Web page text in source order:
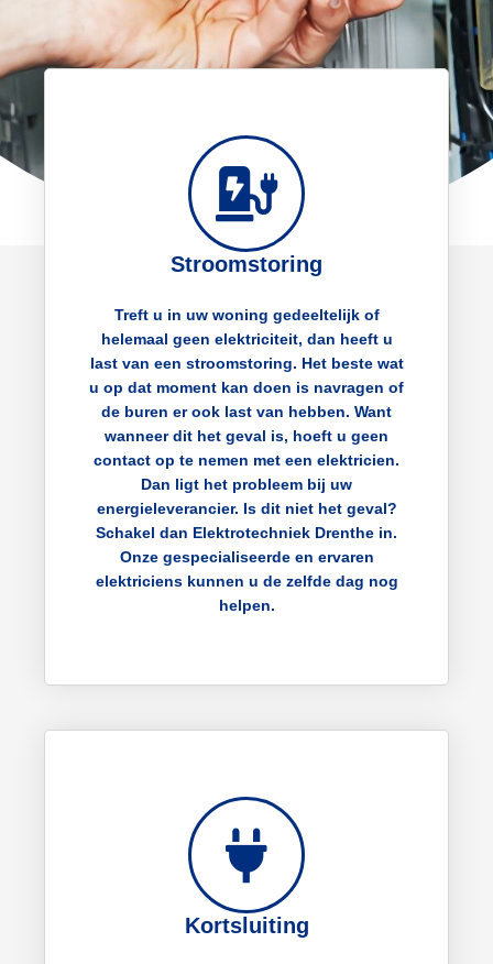
Stroomstoring
Treft u in uw woning gedeeltelijk of
helemaal geen elektriciteit, dan heeft u
last van een stroomstoring. Het beste wat
u op dat moment kan doen is navragen of
de buren er ook last van hebben. Want
wanneer dit het geval is, hoeft u geen
contact op te nemen met een elektricien.
Dan ligt het probleem bij uw
energieleverancier. Is dit niet het geval?
Schakel dan Elektrotechniek Drenthe in.
Onze gespecialiseerde en ervaren
elektriciens kunnen u de zelfde dag nog
helpen.
Kortsluiting